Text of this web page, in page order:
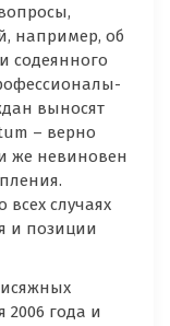
например, об
содеянного
выносят
– верно
же невиновен
случаях
и позиции
2006 года и